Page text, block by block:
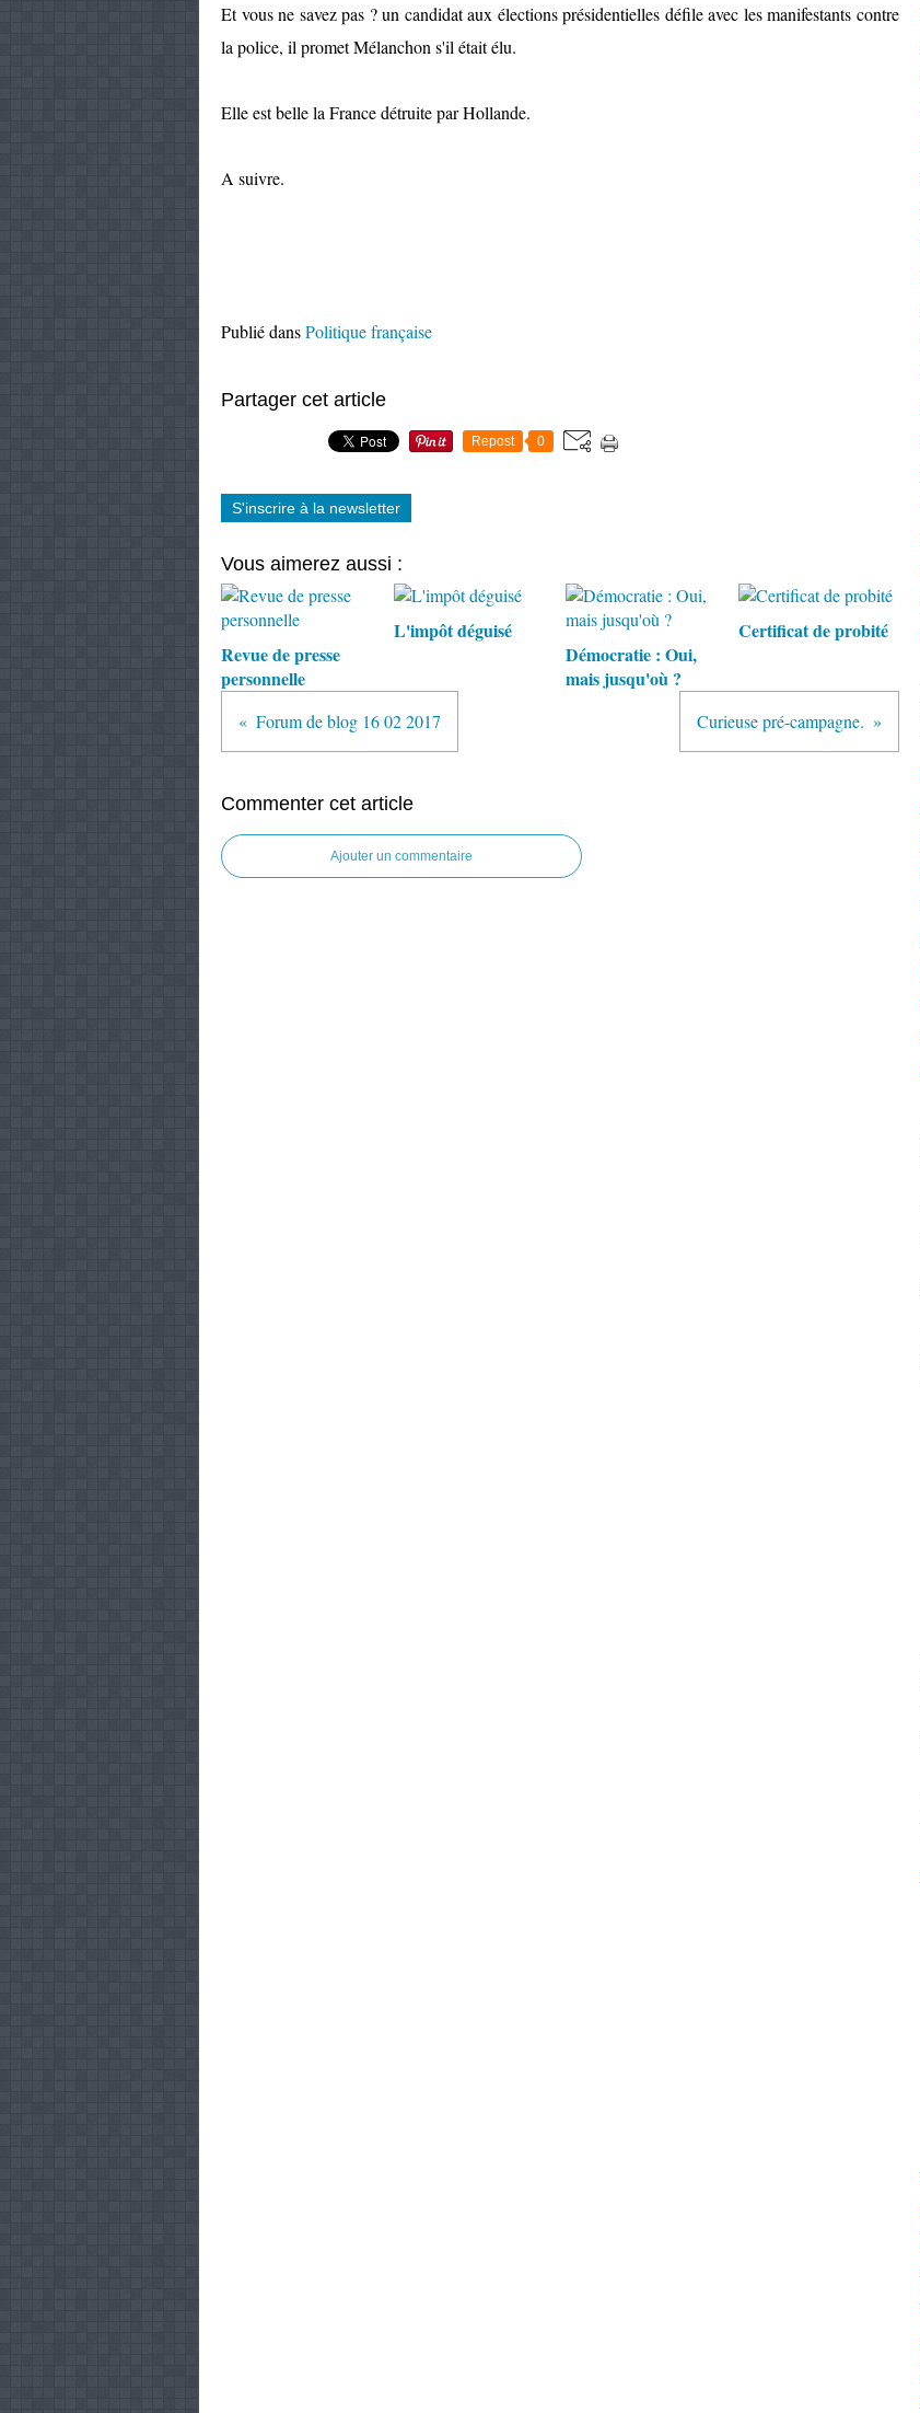
Et vous ne savez pas ? un candidat aux élections présidentielles défile avec les manifestants contre
la police, il promet Mélanchon s'il était élu.
Elle est belle la France détruite par Hollande.
A suivre.
Publié dansPolitique française
Partager cet article
Repost 0
S'inscrire à la newsletter
Vous aimerez aussi :
Revue de presse
personnelle
L'impôt déguisé
Démocratie : Oui,
mais jusqu'où ?
Certificat de probité
Forum de blog 16 02 2017 Curieuse pré-campagne.
Commenter cet article
Ajouter un commentaire